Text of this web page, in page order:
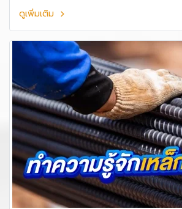
ดูเพิ่มเติม